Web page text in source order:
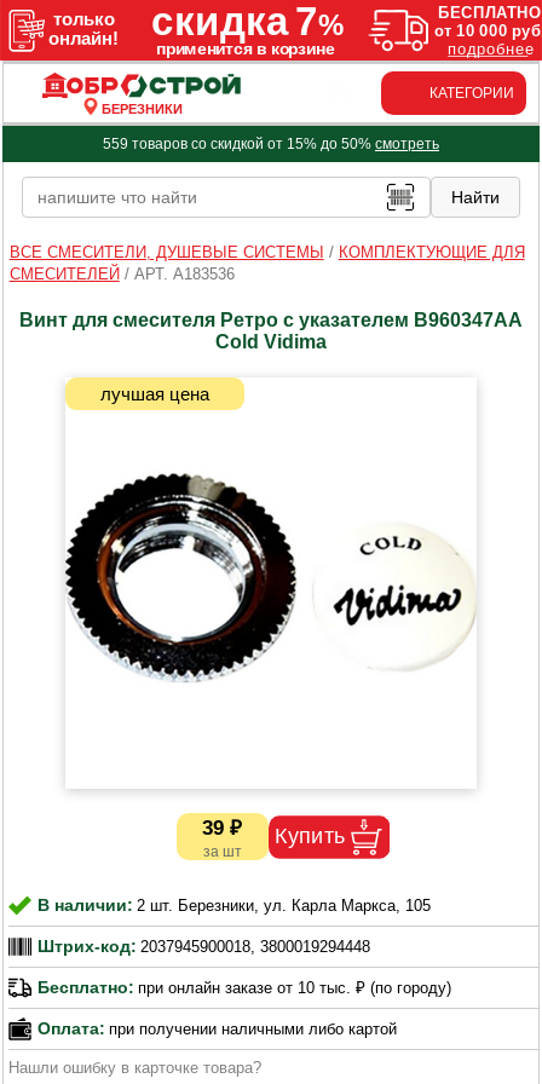
БЕРЕЗНИКИ
КАТЕГОРИИ
559 товаров со скидкой от 15% до 50% смотреть
ВСЕ СМЕСИТЕЛИ, ДУШЕВЫЕ СИСТЕМЫ / КОМПЛЕКТУЮЩИЕ ДЛЯ
СМЕСИТЕЛЕЙ / АРТ. A183536
Винт для смесителя Ретро с указателем B960347AA
Cold Vidima
39 ₽
В наличии: 2 шт. Березники, ул. Карла Маркса, 105
Штрих-код: 2037945900018, 3800019294448
Бесплатно: при онлайн заказе от 10 тыс. ₽ (по городу)
Оплата: при получении наличными либо картой
Нашли ошибку в карточке товара?